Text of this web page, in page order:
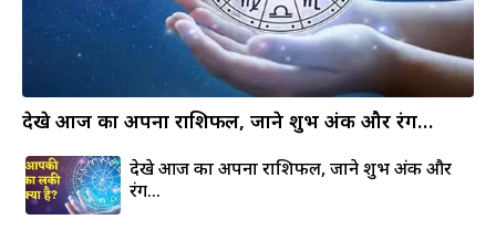
देखे आज का अपना राशिफल, जाने शुभ अंक और रंग…
देखे आज का अपना राशिफल, जाने शुभ अंक और
रंग…